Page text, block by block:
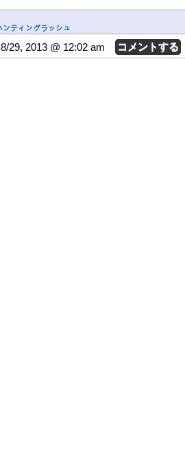
ンティングラッシュ
8/29, 2013 @ 12:02 am コメントする